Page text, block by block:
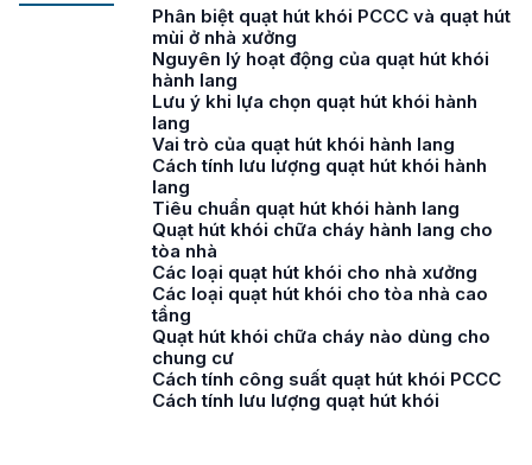
Phân biệt quạt hút khói PCCC và quạt hút
mùi ở nhà xưởng
Nguyên lý hoạt động của quạt hút khói
hành lang
Lưu ý khi lựa chọn quạt hút khói hành
lang
Vai trò của quạt hút khói hành lang
Cách tính lưu lượng quạt hút khói hành
lang
Tiêu chuẩn quạt hút khói hành lang
Quạt hút khói chữa cháy hành lang cho
tòa nhà
Các loại quạt hút khói cho nhà xưởng
Các loại quạt hút khói cho tòa nhà cao
tầng
Quạt hút khói chữa cháy nào dùng cho
chung cư
Cách tính công suất quạt hút khói PCCC
Cách tính lưu lượng quạt hút khói